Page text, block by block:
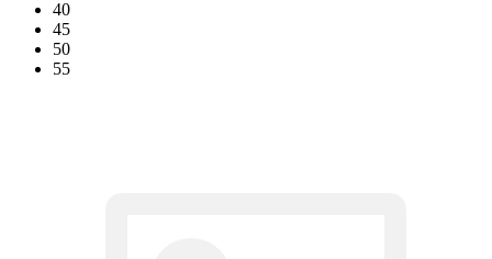
40
45
50
55